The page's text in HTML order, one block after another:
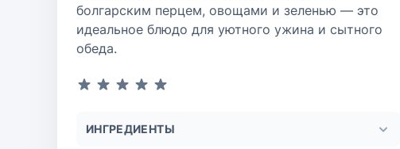
болгарским перцем, овощами и зеленью — это
идеальное блюдо для уютного ужина и сытного
обеда.
ИНГРЕДИЕНТЫ